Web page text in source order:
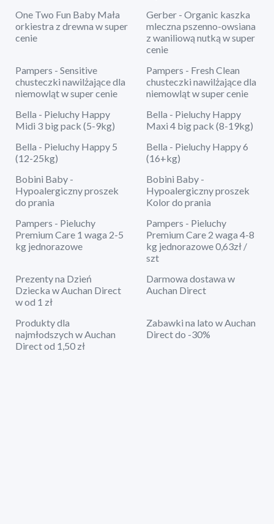
One Two Fun Baby Mała
orkiestra z drewna w super
cenie
Gerber - Organic kaszka
mleczna pszenno-owsiana
z waniliową nutką w super
cenie
Pampers - Sensitive
chusteczki nawilżające dla
niemowląt w super cenie
Pampers - Fresh Clean
chusteczki nawilżające dla
niemowląt w super cenie
Bella - Pieluchy Happy
Midi 3 big pack (5-9kg)
Bella - Pieluchy Happy
Maxi 4 big pack (8-19kg)
Bella - Pieluchy Happy 5
(12-25kg)
Bella - Pieluchy Happy 6
(16+kg)
Bobini Baby -
Hypoalergiczny proszek
do prania
Bobini Baby -
Hypoalergiczny proszek
Kolor do prania
Pampers - Pieluchy
Premium Care 1 waga 2-5
kg jednorazowe
Pampers - Pieluchy
Premium Care 2 waga 4-8
kg jednorazowe 0,63zł /
szt
Prezenty na Dzień
Dziecka w Auchan Direct
w od 1 zł
Darmowa dostawa w
Auchan Direct
Produkty dla
najmłodszych w Auchan
Direct od 1,50 zł
Zabawki na lato w Auchan
Direct do -30%